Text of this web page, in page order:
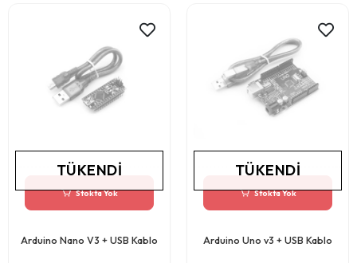
Stokta Yok
TÜKENDI
Arduino Nano V3 + USB Kablo
Stokta Yok
TÜKENDI
Arduino Uno v3 + USB Kablo